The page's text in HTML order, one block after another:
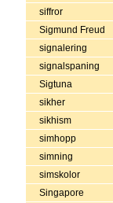
siffror
Sigmund Freud
signalering
signalspaning
Sigtuna
sikher
sikhism
simhopp
simning
simskolor
Singapore